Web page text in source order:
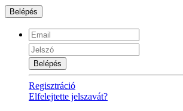
Belépés
Belépés
Regisztráció
Elfelejtette jelszavát?